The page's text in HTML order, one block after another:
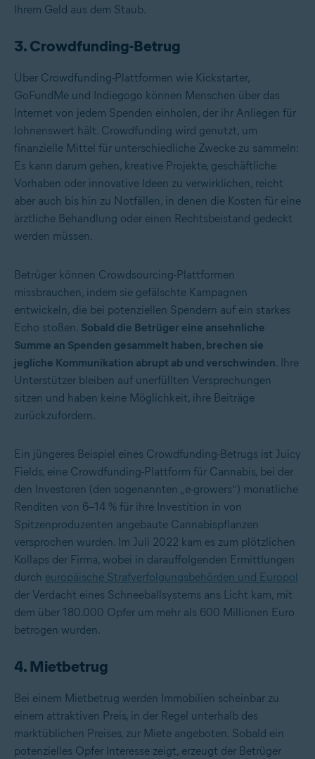
Ihrem Geld aus dem Staub.
3. Crowdfunding-Betrug
Über Crowdfunding-Plattformen wie Kickstarter,
GoFundMe und Indiegogo können Menschen über das
Internet von jedem Spenden einholen, der ihr Anliegen für
lohnenswert hält. Crowdfunding wird genutzt, um
finanzielle Mittel für unterschiedliche Zwecke zu sammeln:
Es kann darum gehen, kreative Projekte, geschäftliche
Vorhaben oder innovative Ideen zu verwirklichen, reicht
aber auch bis hin zu Notfällen, in denen die Kosten für eine
ärztliche Behandlung oder einen Rechtsbeistand gedeckt
werden müssen.
Betrüger können Crowdsourcing-Plattformen
missbrauchen, indem sie gefälschte Kampagnen
entwickeln, die bei potenziellen Spendern auf ein starkes
Echo stoßen. Sobald die Betrüger eine ansehnliche
Summe an Spenden gesammelt haben, brechen sie
jegliche Kommunikation abrupt ab und verschwinden. Ihre
Unterstützer bleiben auf unerfüllten Versprechungen
sitzen und haben keine Möglichkeit, ihre Beiträge
zurückzufordern.
Ein jüngeres Beispiel eines Crowdfunding-Betrugs ist Juicy
Fields, eine Crowdfunding-Plattform für Cannabis, bei der
den Investoren (den sogenannten „e-growers“) monatliche
Renditen von 6–14 % für ihre Investition in von
Spitzenproduzenten angebaute Cannabispflanzen
versprochen wurden. Im Juli 2022 kam es zum plötzlichen
Kollaps der Firma, wobei in darauffolgenden Ermittlungen
durch europäische Strafverfolgungsbehörden und Europol
der Verdacht eines Schneeballsystems ans Licht kam, mit
dem über 180.000 Opfer um mehr als 600 Millionen Euro
betrogen wurden.
4. Mietbetrug
Bei einem Mietbetrug werden Immobilien scheinbar zu
einem attraktiven Preis, in der Regel unterhalb des
marktüblichen Preises, zur Miete angeboten. Sobald ein
potenzielles Opfer Interesse zeigt, erzeugt der Betrüger